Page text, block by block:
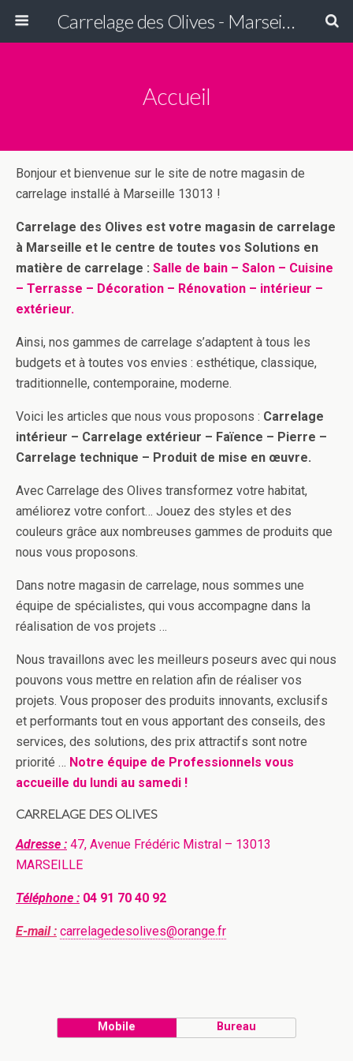
Carrelage des Olives - Marseille
Accueil
Bonjour et bienvenue sur le site de notre magasin de
carrelage installé à Marseille 13013 !
Carrelage des Olives est votre magasin de carrelage
à Marseille et le centre de toutes vos Solutions en
matière de carrelage : Salle de bain – Salon – Cuisine
– Terrasse – Décoration – Rénovation – intérieur –
extérieur.
Ainsi, nos gammes de carrelage s’adaptent à tous les
budgets et à toutes vos envies : esthétique, classique,
traditionnelle, contemporaine, moderne.
Voici les articles que nous vous proposons : Carrelage
intérieur – Carrelage extérieur – Faïence – Pierre –
Carrelage technique – Produit de mise en œuvre.
Avec Carrelage des Olives transformez votre habitat,
améliorez votre confort… Jouez des styles et des
couleurs grâce aux nombreuses gammes de produits que
nous vous proposons.
Dans notre magasin de carrelage, nous sommes une
équipe de spécialistes, qui vous accompagne dans la
réalisation de vos projets …
Nous travaillons avec les meilleurs poseurs avec qui nous
pouvons vous mettre en relation afin de réaliser vos
projets. Vous proposer des produits innovants, exclusifs
et performants tout en vous apportant des conseils, des
services, des solutions, des prix attractifs sont notre
priorité … Notre équipe de Professionnels vous
accueille du lundi au samedi !
CARRELAGE DES OLIVES
Adresse : 47, Avenue Frédéric Mistral – 13013
MARSEILLE
Téléphone : 04 91 70 40 92
E-mail : carrelagedesolives@orange.fr
Mobile Bureau